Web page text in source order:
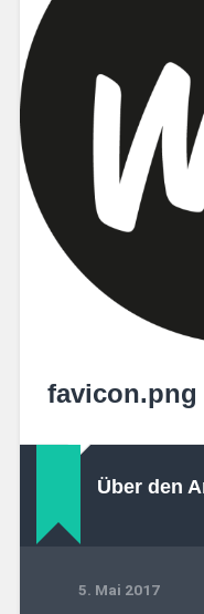
favicon.png
Über den
5. Mai 2017